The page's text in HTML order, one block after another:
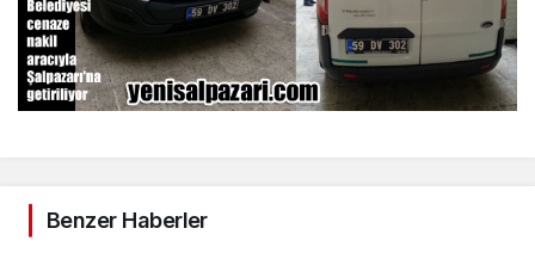
Benzer Haberler